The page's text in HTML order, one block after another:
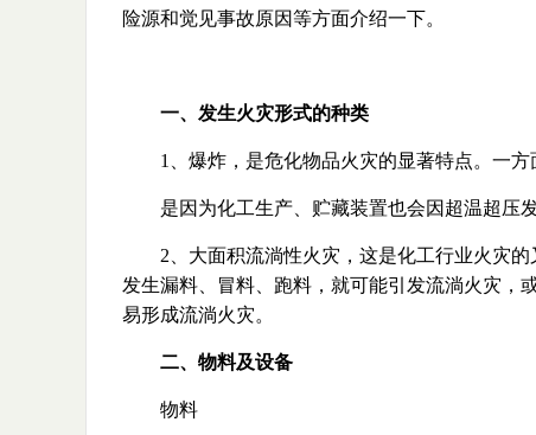
险源和觉见事故原因等方面介绍一下。
一、发生火灾形式的种类
1、爆炸，是危化物品火灾的显著特点。一
是因为化工生产、贮藏装置也会因超温超压
2、大面积流淌性火灾，这是化工行业火灾
发生漏料、冒料、跑料，就可能引发流淌火灾，
易形成流淌火灾。
二、物料及设备
物料